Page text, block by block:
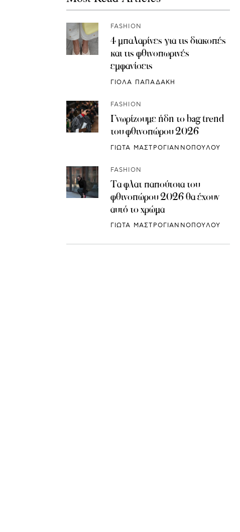
FASHION
4 μπαλαρίνες για τις διακοπές
και τις φθινοπωρινές
εμφανίσεις
ΓΙΟΛΑ ΠΑΠΑΔΑΚΗ
FASHION
Γνωρίζουμε ήδη το bag trend
του φθινοπώρου 2026
ΓΙΩΤΑ ΜΑΣΤΡΟΓΙΑΝΝΟΠΟΥΛΟΥ
FASHION
Τα φλατ παπούτσια του
φθινοπώρου 2026 θα έχουν
αυτό το χρώμα
ΓΙΩΤΑ ΜΑΣΤΡΟΓΙΑΝΝΟΠΟΥΛΟΥ